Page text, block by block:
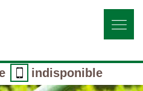
indisponible